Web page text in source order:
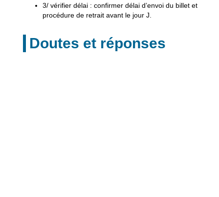
3/ vérifier délai: confirmer délai d’envoi du billet et
procédure de retrait avant le jour J.
Doutes et réponses